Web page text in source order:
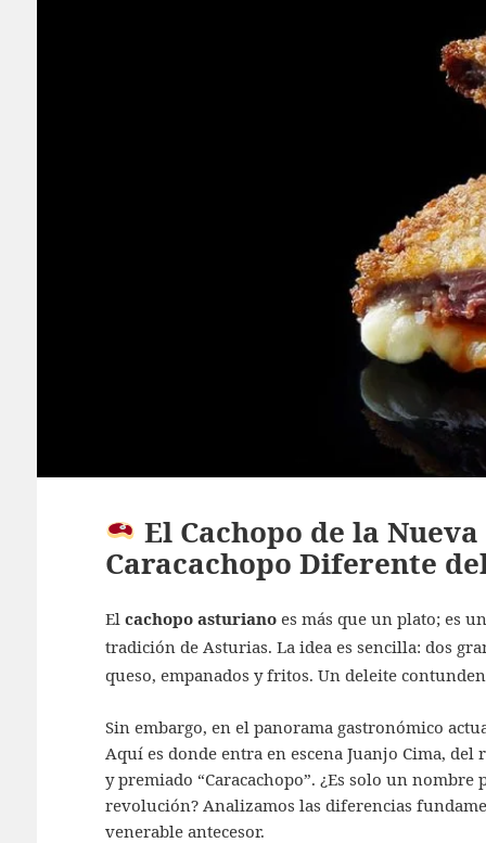
El Cachopo de la
Caracachopo Diferente
El cachopo asturianoes más que un plato; es
tradición de Asturias. La idea es sencilla: dos
queso, empanados y fritos. Un deleite
Sin embargo, en el panorama gastronómico
Aquí es donde entra en escena Juanjo Cima,
y premiado “Caracachopo”. ¿Es solo un
revolución? Analizamos las diferencias
venerable antecesor.